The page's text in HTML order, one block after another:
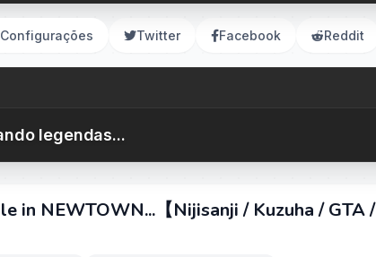
Configurações Twitter Facebook Reddit
legendas...
in NEWTOWN...【Nijisanji / Kuzuha / GTA /